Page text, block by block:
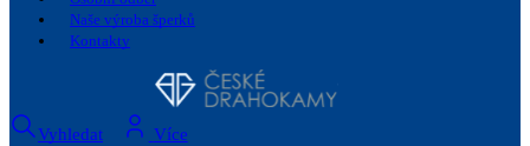
Naše výroba šperků
Kontakty
Vyhledat
Více